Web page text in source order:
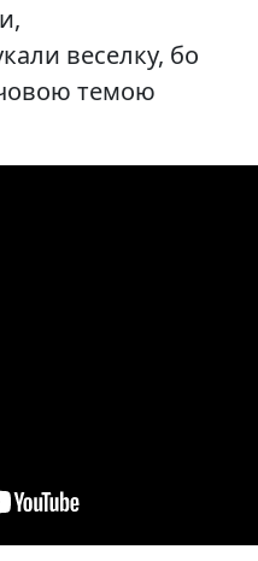
веселку, бо
темою